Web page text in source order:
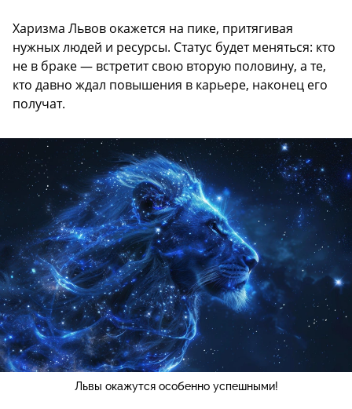
Харизма Львов окажется на пике, притягивая
нужных людей и ресурсы. Статус будет меняться: кто
не в браке — встретит свою вторую половину, а те,
кто давно ждал повышения в карьере, наконец его
получат.
Львы окажутся особенно успешными!